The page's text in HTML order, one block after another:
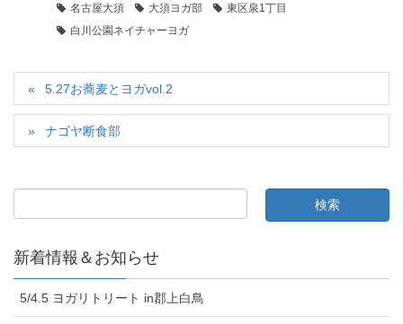
名古屋大須
大須ヨガ部
東区泉1丁目
白川公園ネイチャーヨガ
5.27お蕎麦とヨガvol.2
ナゴヤ断食部
新着情報＆お知らせ
5/4.5 ヨガリトリート in郡上白鳥